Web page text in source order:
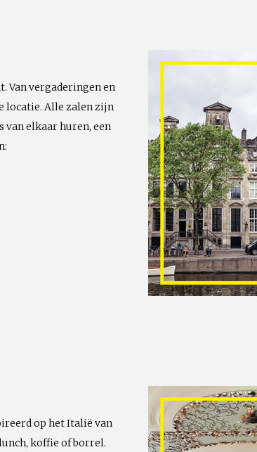
Van vergaderingen en
locatie. Alle zalen zijn
van elkaar huren, een
op het Italië van
koffie of borrel.